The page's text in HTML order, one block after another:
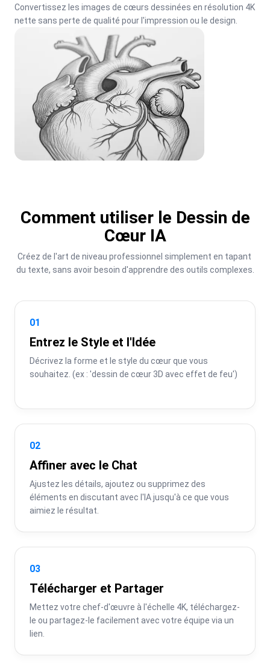
Convertissez les images de cœurs dessinées en résolution 4K
nette sans perte de qualité pour l'impression ou le design.
Comment utiliser le Dessin de
Cœur IA
Créez de l'art de niveau professionnel simplement en tapant
du texte, sans avoir besoin d'apprendre des outils complexes.
01
Entrez le Style et l'Idée
Décrivez la forme et le style du cœur que vous
souhaitez. (ex : 'dessin de cœur 3D avec effet de feu')
02
Affiner avec le Chat
Ajustez les détails, ajoutez ou supprimez des
éléments en discutant avec l'IA jusqu'à ce que vous
aimiez le résultat.
03
Télécharger et Partager
Mettez votre chef-d'œuvre à l'échelle 4K, téléchargez-
le ou partagez-le facilement avec votre équipe via un
lien.